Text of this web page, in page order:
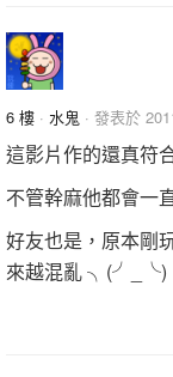
6 樓 · 水鬼 · 發表於
這影片作的還真符
不管幹麻他都會一
好友也是，原本剛
來越混亂